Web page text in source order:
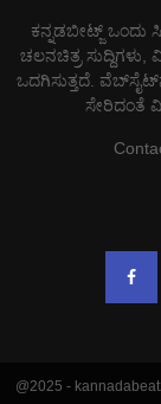
ಕನ್ನಡಬೀಟ್ಜ್ ಒಂದು
ಚಲನಚಿತ್ರ
ಒದಗಿಸುತ್ತದೆ.
ಸೇರಿದಂತೆ
@2025 -